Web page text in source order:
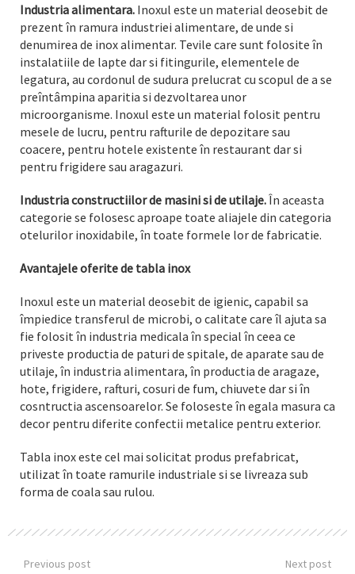
Industria alimentara. Inoxul este un material deosebit de
prezent în ramura industriei alimentare, de unde si
denumirea de inox alimentar. Tevile care sunt folosite în
instalatiile de lapte dar si fitingurile, elementele de
legatura, au cordonul de sudura prelucrat cu scopul de a se
preîntâmpina aparitia si dezvoltarea unor
microorganisme. Inoxul este un material folosit pentru
mesele de lucru, pentru rafturile de depozitare sau
coacere, pentru hotele existente în restaurant dar si
pentru frigidere sau aragazuri.
Industria constructiilor de masini si de utilaje.În aceasta
categorie se folosesc aproape toate aliajele din categoria
otelurilor inoxidabile, în toate formele lor de fabricatie.
Avantajele oferite de tabla inox
Inoxul este un material deosebit de igienic, capabil sa
împiedice transferul de microbi, o calitate care îl ajuta sa
fie folosit în industria medicala în special în ceea ce
priveste productia de paturi de spitale, de aparate sau de
utilaje, în industria alimentara, în productia de aragaze,
hote, frigidere, rafturi, cosuri de fum, chiuvete dar si în
cosntructia ascensoarelor. Se foloseste în egala masura ca
decor pentru diferite confectii metalice pentru exterior.
Tabla inox este cel mai solicitat produs prefabricat,
utilizat în toate ramurile industriale si se livreaza sub
forma de coala sau rulou.
Previous post Next post